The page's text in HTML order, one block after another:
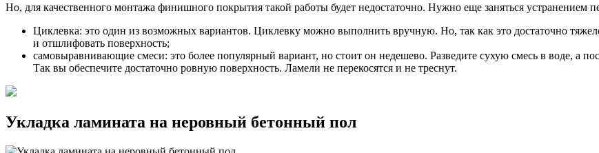
Но, для качественного монтажа финишного покрытия такой работы будет недостаточно. Нужно еще заняться устранением
Циклевка: это один из возможных вариантов. Циклевку можно выполнить вручную. Но, так как это достаточно
и отшлифовать поверхность;
самовыравнивающие смеси: это более популярный вариант, но стоит он недешево. Разведите сухую смесь в воде, а
Так вы обеспечите достаточно ровную поверхность. Ламели не перекосятся и не треснут.
Укладка ламината на неровный бетонный пол